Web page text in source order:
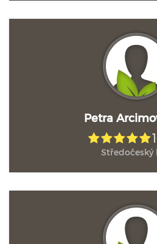
Petra
Středočeský